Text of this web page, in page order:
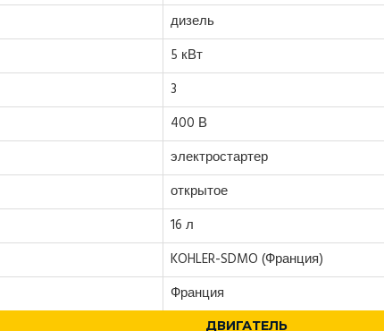
дизель
5 кВт
3
400 В
электростартер
открытое
16 л
KOHLER-SDMO (Франция)
Франция
ДВИГАТЕЛЬ